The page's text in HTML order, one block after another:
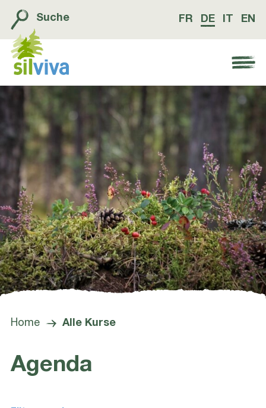
Suche FR DE EN
Navigation öffnen bzw. schliessen
Home Alle Kurse
Agenda